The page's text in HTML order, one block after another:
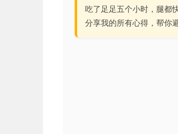
吃了足足五个小时，腿都
分享我的所有心得，帮你